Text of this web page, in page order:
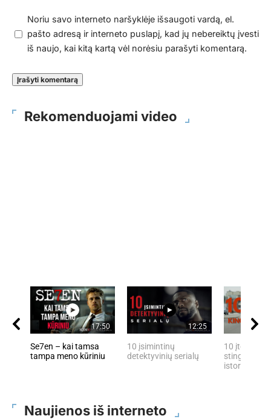
Noriu savo interneto naršyklėje išsaugoti vardą, el.
pašto adresą ir interneto puslapį, kad jų nebereiktų įvesti
iš naujo, kai kitą kartą vėl norėsiu parašyti komentarą.
Rekomenduojami video
17:50
Se7en – kai tamsa
tampa meno kūriniu
12:25
10 įsimintinų
detektyvinių serialų
10 įtemptų,
stingdančių
istorijų
Naujienos iš interneto